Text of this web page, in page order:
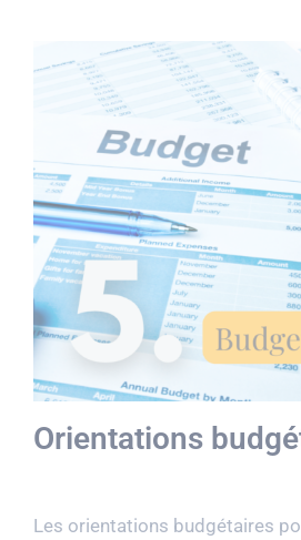
Orientations
Les orientations budgétaires